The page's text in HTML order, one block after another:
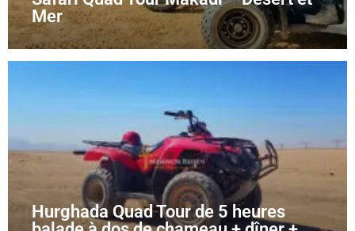
Mer
Hurghada Quad Tour de 5 heures